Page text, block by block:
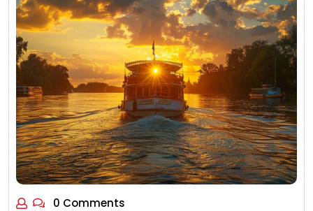
0 Comments